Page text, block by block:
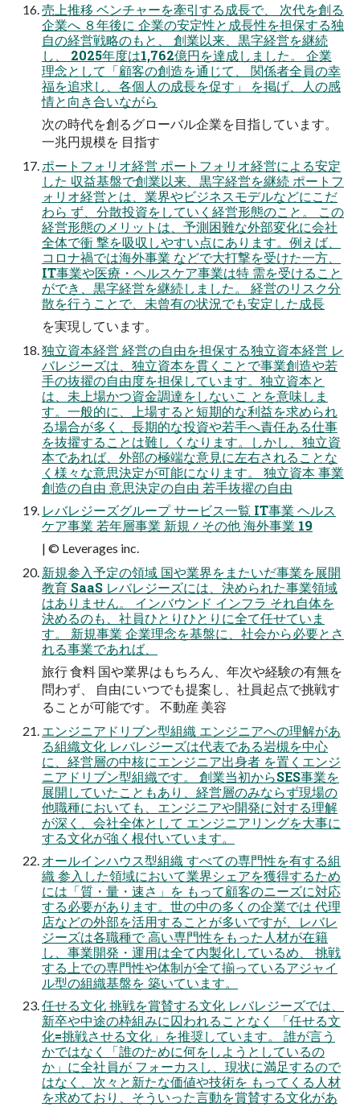
売上推移 ベンチャーを牽引する成⻑で、 次代を創る
企業へ ８年後に 企業の安定性と成⻑性を担保する独
⾃の経営戦略のもと、 創業以来、黒字経営を継続
し、 2025年度は1,762億円を達成しました。 企業
理念として「顧客の創造を通じて、 関係者全員の幸
福を追求し、各個⼈の成⻑を促す」 を掲げ、⼈の感
情と向き合いながら
次の時代を創るグローバル企業を⽬指しています。
⼀兆円規模を ⽬指す
ポートフォリオ経営 ポートフォリオ経営による安定
した 収益基盤で創業以来、黒字経営を継続 ポートフ
ォリオ経営とは、業界やビジネスモデルなどにこだ
わら ず、分散投資をしていく経営形態のこと。 この
経営形態のメリットは、予測困難な外部変化に会社
全体で衝 撃を吸収しやすい点にあります。例えば、
コロナ禍では海外事業 などで大打撃を受けた一方、
IT事業や医療・ヘルスケア事業は特 需を受けること
ができ、黒字経営を継続しました。 経営のリスク分
散を行うことで、未曾有の状況でも安定した成長
を実現しています。
独立資本経営 経営の自由を担保する独立資本経営 レ
バレジーズは、独立資本を貫くことで事業創造や若
手の抜擢の自由度を担保しています。独立資本と
は、未上場かつ資金調達をしないこ とを意味しま
す。一般的に、上場すると短期的な利益を求められ
る場合が多く、長期的な投資や若手へ責任ある仕事
を抜擢することは難し くなります。しかし、独立資
本であれば、外部の極端な意見に左右されることな
く様々な意思決定が可能になります。 独⽴資本 事業
創造の自由 意思決定の自由 若手抜擢の自由
レバレジーズグループ サービス一覧 IT事業 ヘルス
ケア事業 若年層事業 新規 ∕ その他 海外事業 19
| © Leverages inc.
新規参入予定の領域 国や業界をまたいだ事業を展開
教育 SaaS レバレジーズには、決められた事業領域
はありません。 インバウンド インフラ それ自体を
決めるのも、社員ひとりひとりに全て任せていま
す。 新規事業 企業理念を基盤に、社会から必要とさ
れる事業であれば、
旅行 食料 国や業界はもちろん、年次や経験の有無を
問わず、 自由にいつでも提案し、社員起点で挑戦す
ることが可能です。 不動産 美容
エンジニアドリブン型組織 エンジニアへの理解があ
る組織文化 レバレジーズは代表である岩槻を中心
に、経営層の中核にエンジニア出身者 を置くエンジ
ニアドリブン型組織です。 創業当初からSES事業を
展開していたこともあり、経営層のみならず現場の
他職種においても、エンジニアや開発に対する理解
が深く、会社全体として エンジニアリングを大事に
する文化が強く根付いています。
オールインハウス型組織 すべての専門性を有する組
織 参入した領域において業界シェアを獲得するため
には「質・量・速さ」を もって顧客のニーズに対応
する必要があります。世の中の多くの企業では 代理
店などの外部を活用することが多いですが、レバレ
ジーズは各職種で 高い専門性をもった人材が在籍
し、事業開発・運用は全て内製化しているめ、 挑戦
する上での専門性や体制が全て揃っているアジャイ
ル型の組織基盤を 築いています。
任せる文化 挑戦を賞賛する文化 レバレジーズでは、
新卒や中途の枠組みに囚われることなく 「任せる文
化=挑戦させる文化」を推奨しています。 誰が言う
かではなく「誰のために何をしようとしているの
か」に全社員が フォーカスし、現状に満足するので
はなく、次々と新たな価値や技術を もってくる人材
を求めており、そういった言動を賞賛する文化があ